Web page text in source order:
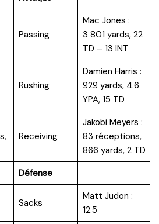
Passing
Mac Jones :
3 801 yards, 22
TD – 13 INT
Rushing
Damien Harris :
929 yards, 4.6
YPA, 15 TD
Receiving
Jakobi Meyers :
83 réceptions,
866 yards, 2 TD
Défense
Sacks
Matt Judon :
12.5